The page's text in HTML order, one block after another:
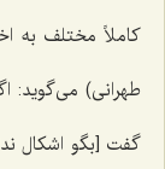
کاملاً مختلف به
طهرانى) مى‌گوید:
گفت [بگو اشکال